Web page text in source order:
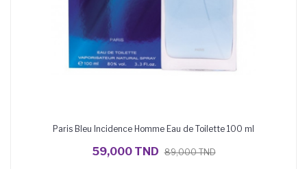
Paris Bleu Incidence Homme Eau de Toilette 100 ml
59,000 TND 89,000 TND